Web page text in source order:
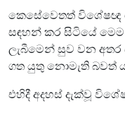
කෙසේවෙතත් විශේෂඥ
සඳහන් කර සිටියේ
ලැබීමෙන් සුව වන
ගත යුතු නොමැති බවත්
එහිදී අදහස් දැක්වූ